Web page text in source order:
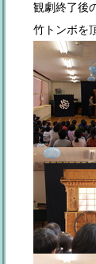
観劇終了後
竹トンボを